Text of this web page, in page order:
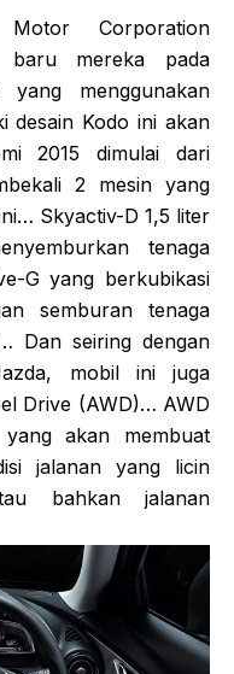
Corporation
baru mereka pada
menggunakan
desain Kodo ini akan
2015 dimulai dari
2 mesin yang
Skyactiv-D 1,5 liter
tenaga
G yang berkubikasi
semburan tenaga
Dan seiring dengan
mobil ini juga
Drive (AWD)… AWD
akan membuat
jalanan yang licin
bahkan jalanan